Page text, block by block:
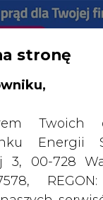
stronę
Energii
3, 00-728